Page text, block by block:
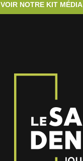
VOIR NOTRE KIT MÉDIA